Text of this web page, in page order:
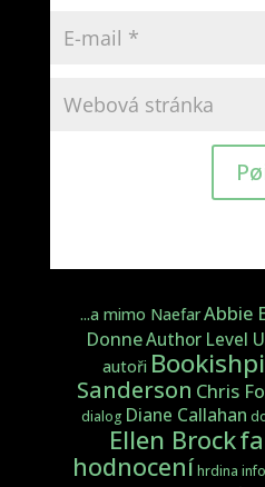
...a mimo NaefarAbbie
DonneAuthor Level
autoři
Sanderson Chris
dialog Diane Callahan
Ellen Brock
hodnoceníhrdina